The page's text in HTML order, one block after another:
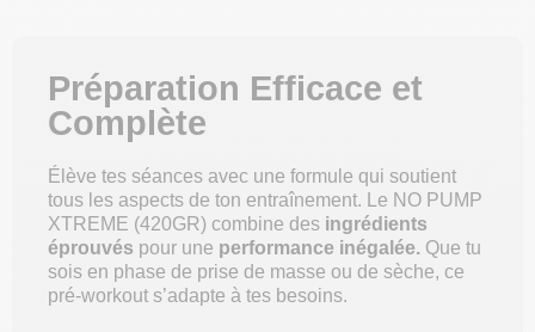
Préparation Efficace et
Complète
Élève tes séances avec une formule qui soutient
tous les aspects de ton entraînement. Le NO PUMP
XTREME (420GR) combine des ingrédients
éprouvés pour une performance inégalée. Que tu
sois en phase de prise de masse ou de sèche, ce
pré-workout s’adapte à tes besoins.